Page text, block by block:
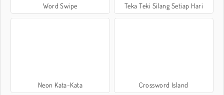
Word Swipe Teka Teki Silang Setiap Hari
Neon Kata-Kata Crossword Island